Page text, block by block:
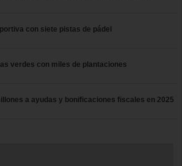
con siete pistas de pádel
verdes con miles de plantaciones
a ayudas y bonificaciones fiscales en 2025